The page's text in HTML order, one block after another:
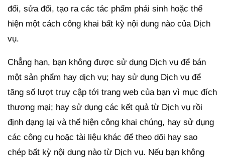
đổi, sửa đổi, tạo ra các tác phẩm phái sinh hoặc thể
hiện một cách công khai bất kỳ nội dung nào của Dịch
vụ.
Chẳng hạn, bạn không được sử dụng Dịch vụ để bán
một sản phẩm hay dịch vụ; hay sử dụng Dịch vụ để
tăng số lượt truy cập tới trang web của bạn vì mục đích
thương mại; hay sử dụng các kết quả từ Dịch vụ rồi
định dạng lại và thể hiện công khai chúng, hay sử dụng
các công cụ hoặc tài liệu khác để theo dõi hay sao
chép bất kỳ nội dung nào từ Dịch vụ. Nếu bạn không